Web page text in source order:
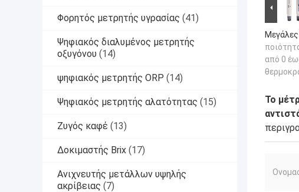
Φορητός μετρητής υγρασίας (41)
Ψηφιακός διαλυμένος μετρητής
οξυγόνου (14)
ψηφιακός μετρητής ORP (14)
Ψηφιακός μετρητής αλατότητας (15)
Ζυγός καφέ (13)
Δοκιμαστής Brix (17)
Ανιχνευτής μετάλλων υψηλής
ακρίβειας (7)
Μεγάλες
από 0
Το